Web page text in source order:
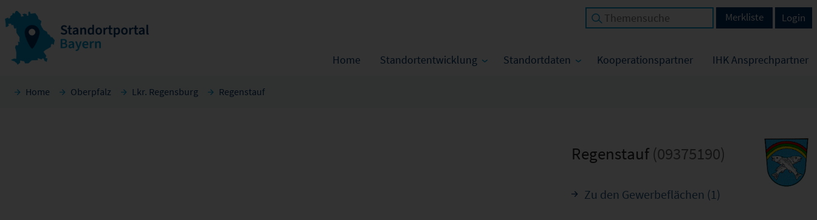
Home Standortentwicklung Standortdaten Kooperationspartner IHK Ansprechpartner
Login
Merkliste
Home Oberpfalz Lkr. Regensburg Regenstauf
Regenstauf (09375190)
Zu den Gewerbeflächen (1)